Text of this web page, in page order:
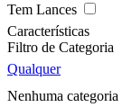
Tem Lances
Características
Filtro de Categoria
Qualquer
Nenhuma categoria